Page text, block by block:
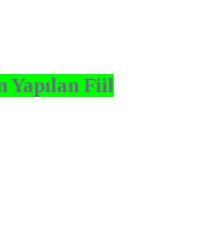
Yapılan Fiil